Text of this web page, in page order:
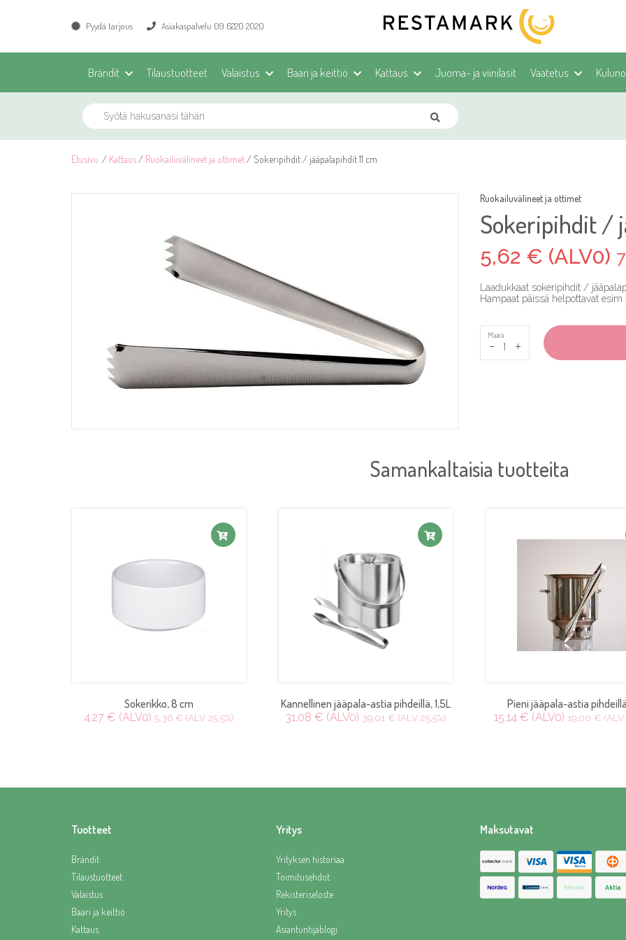
Pyydä tarjous Asiakaspalvelu 09 6220 2020
Brändit Tilaustuotteet Valaistus Baari ja keittiö Kattaus Juoma- ja viinilasit Vaatetus
Etusivu / Kattaus / Ruokailuvälineet ja ottimet / Sokeripihdit / jääpalapihdit 11 cm
Ruokailuvälineet ja ottimet
Sokeripihdit /
5,62 € (ALV0)
Laadukkaat sokeripihdit /
Hampaat päissä helpottavat
Määrä
- +
Samankaltaisia tuotteita
Sokerikko, 8 cm
4,27 € (ALV0) 5,36 € (ALV 25.5%)
Kannellinen jääpala-astia pihdeillä, 1,5L
31,08 € (ALV0) 39,01 € (ALV 25.5%)
Pieni jääpala-astia
15,14 € (ALV0) 19,00 € (ALV
Tuotteet
Brändit
Tilaustuotteet
Valaistus
Baari ja keittiö
Kattaus
Yritys
Yrityksen historiaa
Toimitusehdot
Rekisteriseloste
Yritys
Asiantuntijablogi
Maksutavat